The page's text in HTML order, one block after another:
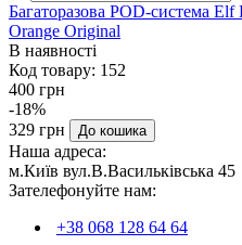
Багаторазова POD-система
Orange Original
В наявності
Код товару: 152
400 грн
-18%
329 грн
До кошика
Наша адреса:
м.Київ вул.В.Васильківська 45
Зателефонуйте нам:
+38 068 128 64 64